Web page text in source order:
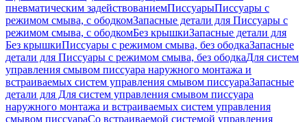
пневматическим задействованиемПиссуарыПиссуары с
режимом смыва, с ободкомЗапасные детали для Писсуары с
режимом смыва, с ободкомБез крышкиЗапасные детали для
Без крышкиПиссуары с режимом смыва, без ободкаЗапасные
детали для Писсуары с режимом смыва, без ободкаДля систем
управления смывом писсуара наружного монтажа и
встраиваемых систем управления смывом писсуараЗапасные
детали для Для систем управления смывом писсуара
наружного монтажа и встраиваемых систем управления
смывом писсуараСо встраиваемой системой управления